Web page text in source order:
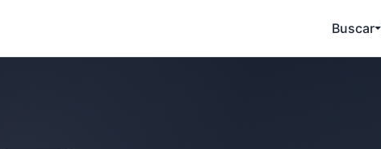
Buscar